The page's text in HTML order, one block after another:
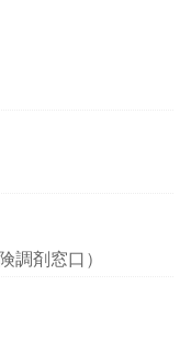
調剤窓口）